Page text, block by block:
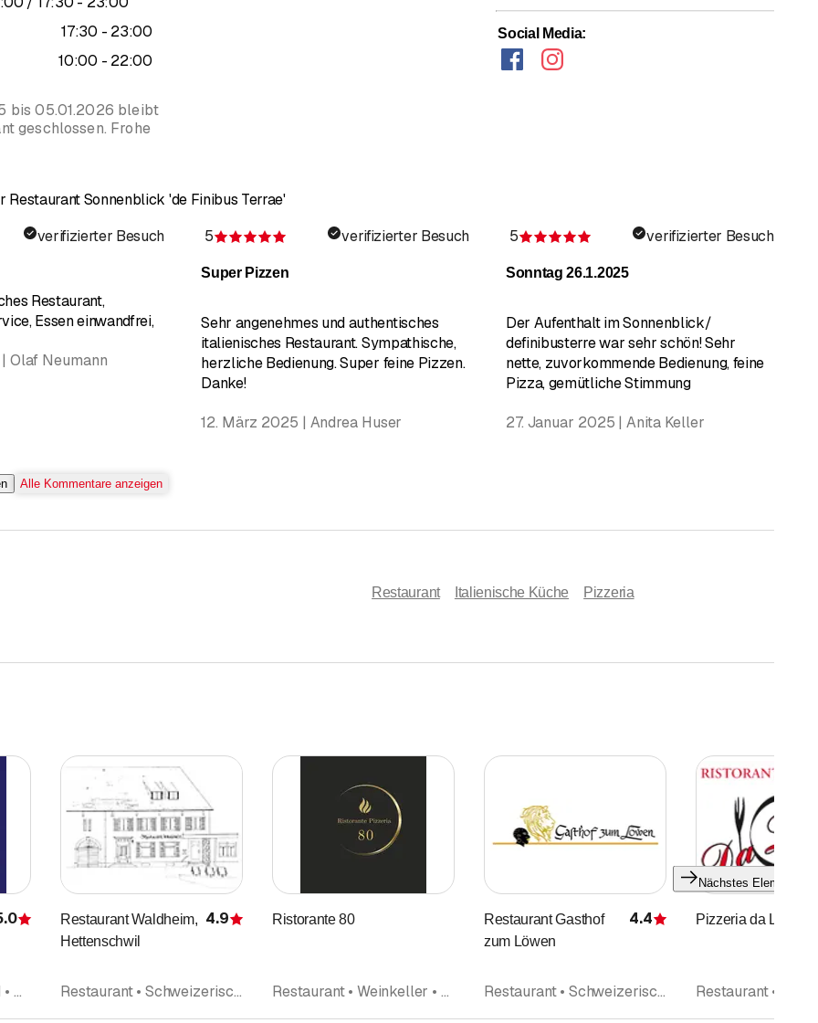
17:30 - bis
23:00
10:00 - bis
22:00
bis 05.01.2026 bleibt
geschlossen. Frohe
Social Media:
Restaurant Sonnenblick 'de Finibus Terrae'
4 von 5 Sternen
verifizierter Besuch
Restaurant,
Essen einwandfrei,
Olaf Neumann
Bewertung 5 von 5 Sternen
5 verifizierter Besuch
Super Pizzen
Sehr angenehmes und authentisches
italienisches Restaurant. Sympathische,
herzliche Bedienung. Super feine Pizzen.
Danke!
12. März 2025 | Andrea Huser
Bewertung 5 von 5 Sternen
5 verifizierter Besuch
Sonntag 26.1.2025
Der Aufenthalt im Sonnenblick/
definibusterre war sehr schön! Sehr
nette, zuvorkommende Bedienung, feine
Pizza, gemütliche Stimmung
27. Januar 2025 | Anita Keller
Alle Kommentare anzeigen
Restaurant Italienische Küche Pizzeria
Bewertung
Bowlingcenter • Billard • Restaurant
Restaurant Waldheim,
Hettenschwil
Bewertung
4.9
Restaurant • Schweizerische Küche • Bankett • Take Away
Ristorante 80
Restaurant • Weinkeller • Pizzeria
Restaurant Gasthof
zum Löwen
Bewertung
4.4
Restaurant • Schweizerische Küche • Take Away • Pizzeria • Thailändische Küche • Bankett • Catering • Events • Veranstaltungen
Pizzeria da Luigi
Nächstes Element